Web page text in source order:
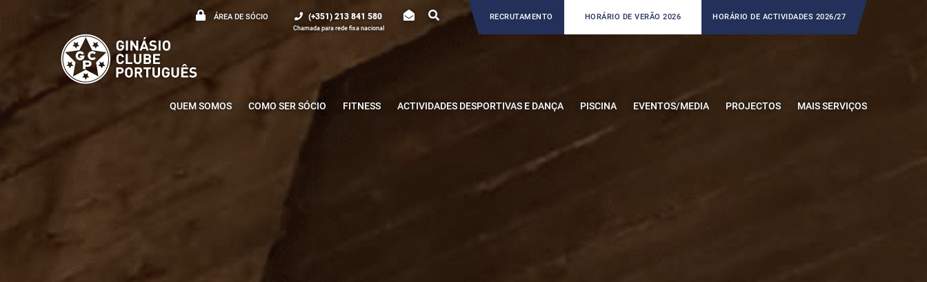
ÁREA DE SÓCIO (+351) 213 841 580
Chamada para rede fixa nacional
RECRUTAMENTO HORÁRIO DE VERÃO 2026 HORÁRIO DE ACTIVIDADES 2026/27
QUEM SOMOS COMO SER SÓCIO FITNESS ACTIVIDADES DESPORTIVAS E DANÇA PISCINA EVENTOS/MEDIA PROJECTOS MAIS SERVIÇOS